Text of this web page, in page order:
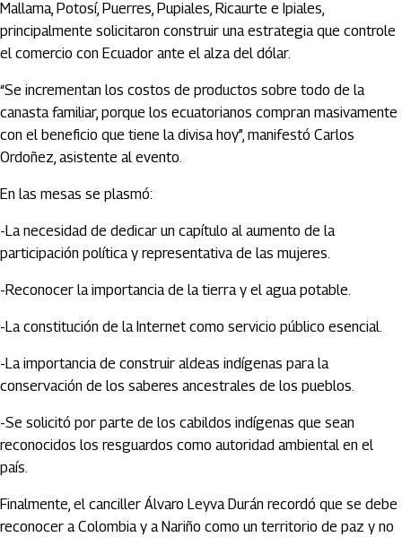
Mallama, Potosí, Puerres, Pupiales, Ricaurte e Ipiales,
principalmente solicitaron construir una estrategia que controle
el comercio con Ecuador ante el alza del dólar.
“Se incrementan los costos de productos sobre todo de la
canasta familiar, porque los ecuatorianos compran masivamente
con el beneficio que tiene la divisa hoy”, manifestó Carlos
Ordoñez, asistente al evento.
En las mesas se plasmó:
-La necesidad de dedicar un capítulo al aumento de la
participación política y representativa de las mujeres.
-Reconocer la importancia de la tierra y el agua potable.
-La constitución de la Internet como servicio público esencial.
-La importancia de construir aldeas indígenas para la
conservación de los saberes ancestrales de los pueblos.
-Se solicitó por parte de los cabildos indígenas que sean
reconocidos los resguardos como autoridad ambiental en el
país.
Finalmente, el canciller Álvaro Leyva Durán recordó que se debe
reconocer a Colombia y a Nariño como un territorio de paz y no